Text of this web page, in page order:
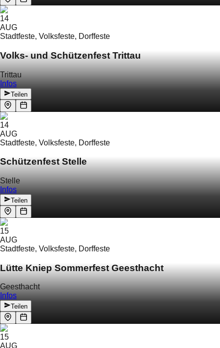
14
AUG
Stadtfeste, Volksfeste, Dorffeste
Volks- und Schützenfest Trittau
Trittau
Infos
Teilen
14
AUG
Stadtfeste, Volksfeste, Dorffeste
Schützenfest Stelle
Stelle
Infos
Teilen
15
AUG
Stadtfeste, Volksfeste, Dorffeste
Lütte Kniep Sommerfest Geesthacht
Geesthacht
Infos
Teilen
15
AUG